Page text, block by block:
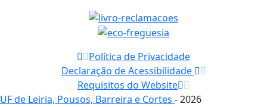
Política de Privacidade
Declaração de Acessibilidade
Requisitos do Website
UF de Leiria, Pousos, Barreira e Cortes - 2026